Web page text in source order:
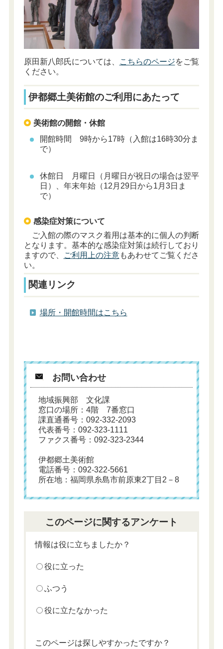
原田新八郎氏については、 こちらのページをご覧
ください。
伊都郷土美術館のご利用にあたって
美術館の開館・休館
開館時間 9時から17時（入館は16時30分ま
で）
休館日 月曜日（月曜日が祝日の場合は翌平
日）、年末年始（12月29日から1月3日ま
で）
感染症対策について
ご入館の際のマスク着用は基本的に個人の判断
となります。基本的な感染症対策は続行しており
ますので、
ご利用上の注意もあわせてご覧くださ
い。
関連リンク
場所・開館時間はこちら
お問い合わせ
地域振興部 文化課
窓口の場所：4階 7番窓口
課直通番号：092-332-2093
代表番号：092-323-1111
ファクス番号：092-323-2344
伊都郷土美術館
電話番号：092-322-5661
所在地：福岡県糸島市前原東2丁目2－8
このページに関するアンケート
情報は役に立ちましたか？
役に立った
ふつう
役に立たなかった
このページは探しやすかったですか？